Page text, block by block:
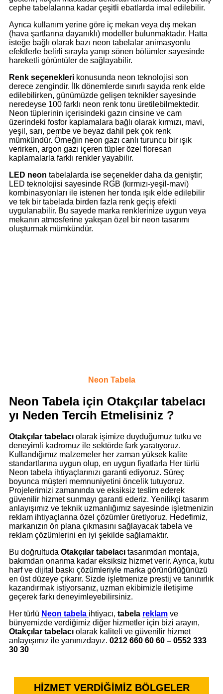
cephe tabelalarına kadar çeşitli ebatlarda imal edilebilir.
Ayrıca kullanım yerine göre iç mekan veya dış mekan
(hava şartlarına dayanıklı) modeller bulunmaktadır. Hatta
isteğe bağlı olarak bazı neon tabelalar animasyonlu
efektlerle belirli sırayla yanıp sönen bölümler sayesinde
hareketli görüntüler de sağlayabilir.
Renk seçenekleri konusunda neon teknolojisi son
derece zengindir. İlk dönemlerde sınırlı sayıda renk elde
edilebilirken, günümüzde gelişen teknikler sayesinde
neredeyse 100 farklı neon renk tonu üretilebilmektedir.
Neon tüplerinin içerisindeki gazın cinsine ve cam
üzerindeki fosfor kaplamalara bağlı olarak kırmızı, mavi,
yeşil, sarı, pembe ve beyaz dahil pek çok renk
mümkündür. Örneğin neon gazı canlı turuncu bir ışık
verirken, argon gazı içeren tüpler özel floresan
kaplamalarla farklı renkler yayabilir.
LED neon tabelalarda ise seçenekler daha da geniştir;
LED teknolojisi sayesinde RGB (kırmızı-yeşil-mavi)
kombinasyonları ile istenen her tonda ışık elde edilebilir
ve tek bir tabelada birden fazla renk geçiş efekti
uygulanabilir. Bu sayede marka renklerinize uygun veya
mekanın atmosferine yakışan özel bir neon tasarımı
oluşturmak mümkündür.
Neon Tabela
Neon Tabela için Otakçılar tabelacı
yı Neden Tercih Etmelisiniz ?
Otakçılar tabelacı olarak işimize duyduğumuz tutku ve
deneyimli kadromuz ile sektörde fark yaratıyoruz.
Kullandığımız malzemeler her zaman yüksek kalite
standartlarına uygun olup, en uygun fiyatlarla Her türlü
Neon tabela ihtiyaçlarınızı garanti ediyoruz. Süreç
boyunca müşteri memnuniyetini öncelik tutuyoruz.
Projelerimizi zamanında ve eksiksiz teslim ederek
güvenilir hizmet sunmayı garanti ederiz. Yenilikçi tasarım
anlayışımız ve teknik uzmanlığımız sayesinde işletmenizin
reklam ihtiyaçlarına özel çözümler üretiyoruz. Hedefimiz,
markanızın ön plana çıkmasını sağlayacak tabela ve
reklam çözümlerini en iyi şekilde sağlamaktır.
Bu doğrultuda Otakçılar tabelacı tasarımdan montaja,
bakımdan onarıma kadar eksiksiz hizmet verir. Ayrıca, kutu
harf ve dijital baskı çözümleriyle marka görünürlüğünüzü
en üst düzeye çıkarır. Sizde işletmenize prestij ve tanınırlık
kazandırmak istiyorsanız, uzman ekibimizle iletişime
geçerek farkı deneyimleyebilirsiniz.
Her türlü Neon tabela ihtiyacı, tabela reklam ve
bünyemizde verdiğimiz diğer hizmetler için bizi arayın,
Otakçılar tabelacı olarak kaliteli ve güvenilir hizmet
anlayışımız ile yanınızdayız. 0212 660 60 60 – 0552 333
30 30
HİZMET VERDİĞİMİZ BÖLGELER